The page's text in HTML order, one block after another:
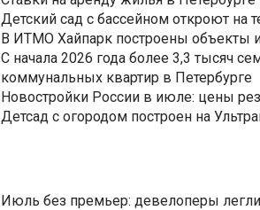
Детский сад с бассейном откроют на
В ИТМО Хайпарк построены объекты
С начала 2026 года более 3,3 тысяч
коммунальных квартир в Петербурге
Новостройки России в июле: цены
Детсад с огородом построен на
Июль без премьер: девелоперы